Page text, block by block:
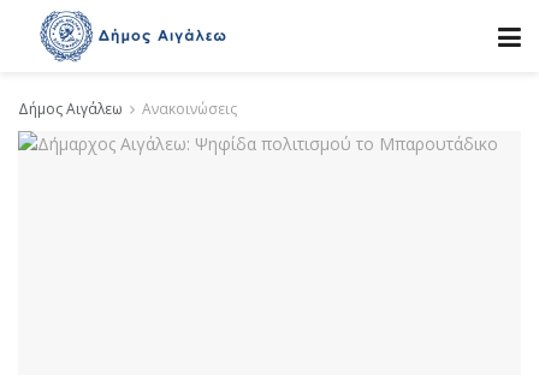
Δήμος Αιγάλεω Ανακοινώσεις